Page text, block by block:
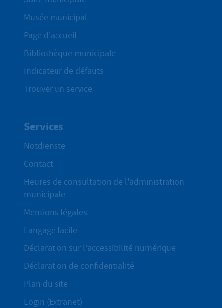
Musée municipal
Page d'accueil
Bibliothèque municipale
Indicateur de défauts
Trouver un service
Services
Notdienste
Contact
Heures de consultation de l'administration
municipale
Mentions légales
Langage facile
Déclaration sur l'accessibilité numérique
Déclaration de confidentialité
Plan du site
Login (Extranet)